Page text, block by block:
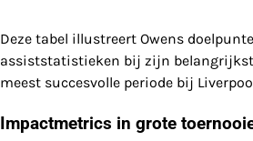
Deze tabel illustreert Owens
assiststatistieken bij zijn
meest succesvolle periode bij
Impactmetrics in grote